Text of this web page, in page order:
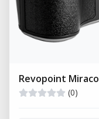
Revopoint Miraco
(0)